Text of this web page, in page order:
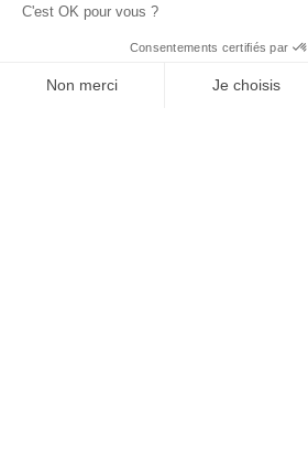
C'est OK pour vous ?
Consentements certifiés par
Non merci Je choisis